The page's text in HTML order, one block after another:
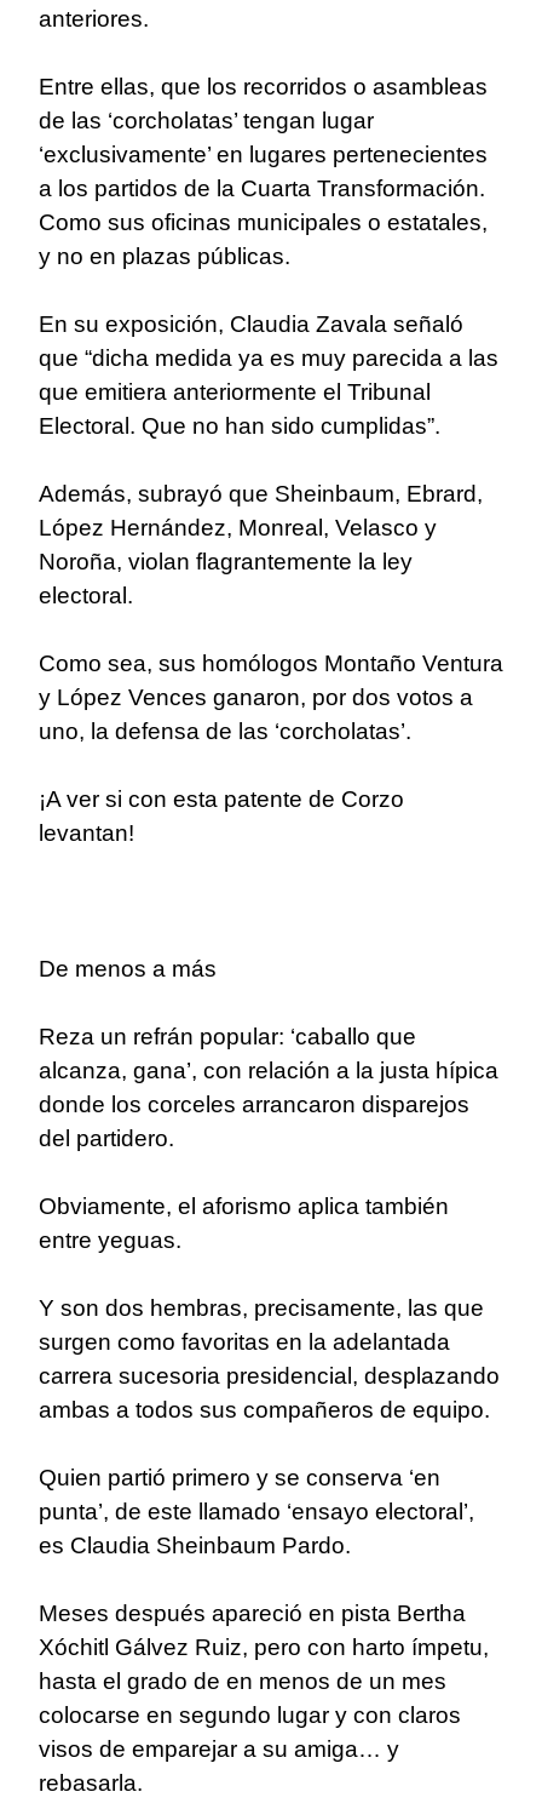
anteriores.
Entre ellas, que los recorridos o asambleas
de las ‘corcholatas’ tengan lugar
‘exclusivamente’ en lugares pertenecientes
a los partidos de la Cuarta Transformación.
Como sus oficinas municipales o estatales,
y no en plazas públicas.
En su exposición, Claudia Zavala señaló
que “dicha medida ya es muy parecida a las
que emitiera anteriormente el Tribunal
Electoral. Que no han sido cumplidas”.
Además, subrayó que Sheinbaum, Ebrard,
López Hernández, Monreal, Velasco y
Noroña, violan flagrantemente la ley
electoral.
Como sea, sus homólogos Montaño Ventura
y López Vences ganaron, por dos votos a
uno, la defensa de las ‘corcholatas’.
¡A ver si con esta patente de Corzo
levantan!
De menos a más
Reza un refrán popular: ‘caballo que
alcanza, gana’, con relación a la justa hípica
donde los corceles arrancaron disparejos
del partidero.
Obviamente, el aforismo aplica también
entre yeguas.
Y son dos hembras, precisamente, las que
surgen como favoritas en la adelantada
carrera sucesoria presidencial, desplazando
ambas a todos sus compañeros de equipo.
Quien partió primero y se conserva ‘en
punta’, de este llamado ‘ensayo electoral’,
es Claudia Sheinbaum Pardo.
Meses después apareció en pista Bertha
Xóchitl Gálvez Ruiz, pero con harto ímpetu,
hasta el grado de en menos de un mes
colocarse en segundo lugar y con claros
visos de emparejar a su amiga… y
rebasarla.